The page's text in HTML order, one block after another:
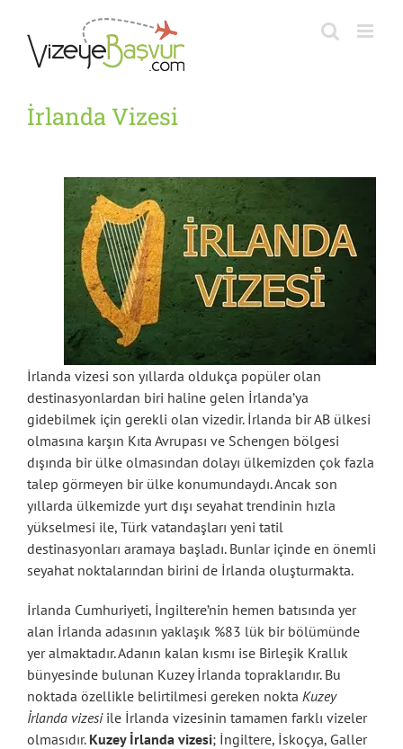
content
İrlanda Vizesi
İrlanda vizesi son yıllarda oldukça popüler olan
destinasyonlardan biri haline gelen İrlanda’ya
gidebilmek için gerekli olan vizedir. İrlanda bir AB ülkesi
olmasına karşın Kıta Avrupası ve Schengen bölgesi
dışında bir ülke olmasından dolayı ülkemizden çok fazla
talep görmeyen bir ülke konumundaydı. Ancak son
yıllarda ülkemizde yurt dışı seyahat trendinin hızla
yükselmesi ile, Türk vatandaşları yeni tatil
destinasyonları aramaya başladı. Bunlar içinde en önemli
seyahat noktalarından birini de İrlanda oluşturmakta.
İrlanda Cumhuriyeti, İngiltere’nin hemen batısında yer
alan İrlanda adasının yaklaşık %83 lük bir bölümünde
yer almaktadır. Adanın kalan kısmı ise Birleşik Krallık
bünyesinde bulunan Kuzey İrlanda topraklarıdır. Bu
noktada özellikle belirtilmesi gereken nokta Kuzey
İrlanda vizesiile İrlanda vizesinin tamamen farklı vizeler
olmasıdır. Kuzey İrlanda vizesi; İngiltere, İskoçya, Galler